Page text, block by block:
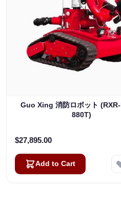
Guo Xing 消防ロボット
880T)
$27,895.00
Add to Cart